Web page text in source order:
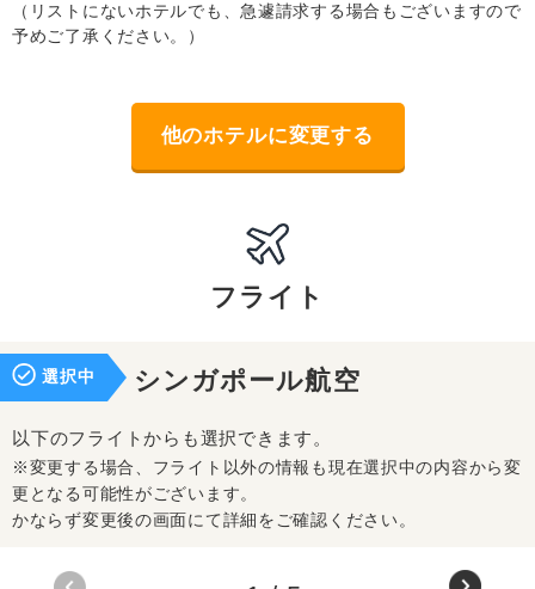
（リストにないホテルでも、急遽請求する場合もございますので
予めご了承ください。）
他のホテルに変更する
フライト
選択中 シンガポール航空
以下のフライトからも選択できます。
※変更する場合、フライト以外の情報も現在選択中の内容から変
更となる可能性がございます。
かならず変更後の画面にて詳細をご確認ください。